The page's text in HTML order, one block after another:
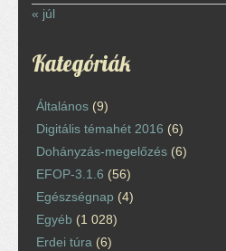
« júl
Kategóriák
Általános (9)
Digitális témahét 2016 (6)
Dohányzás-megelőzés (6)
EFOP-3.1.6 (56)
Egészségnap (4)
Egyéb (1 028)
Erdei túra (6)